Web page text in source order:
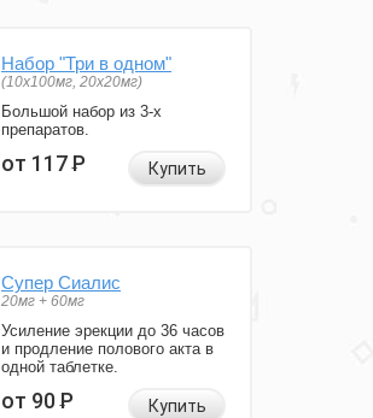
Набор "Три в одном"
(10x100мг, 20x20мг)
Большой набор из 3-х
препаратов.
от 117Р Купить
Супер Сиалис
20мг + 60мг
Усиление эрекции до 36 часов
и продление полового акта в
одной таблетке.
от 90Р Купить